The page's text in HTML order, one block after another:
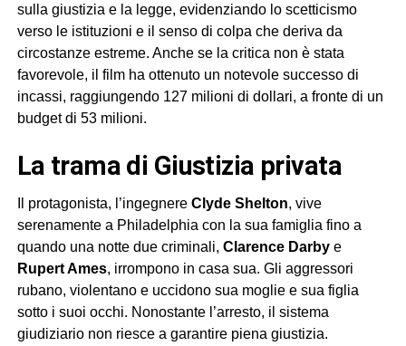
sulla giustizia e la legge, evidenziando lo scetticismo
verso le istituzioni e il senso di colpa che deriva da
circostanze estreme. Anche se la critica non è stata
favorevole, il film ha ottenuto un notevole successo di
incassi, raggiungendo 127 milioni di dollari, a fronte di un
budget di 53 milioni.
La trama di Giustizia privata
Il protagonista, l’ingegnere Clyde Shelton, vive
serenamente a Philadelphia con la sua famiglia fino a
quando una notte due criminali, Clarence Darbye
Rupert Ames, irrompono in casa sua. Gli aggressori
rubano, violentano e uccidono sua moglie e sua figlia
sotto i suoi occhi. Nonostante l’arresto, il sistema
giudiziario non riesce a garantire piena giustizia.